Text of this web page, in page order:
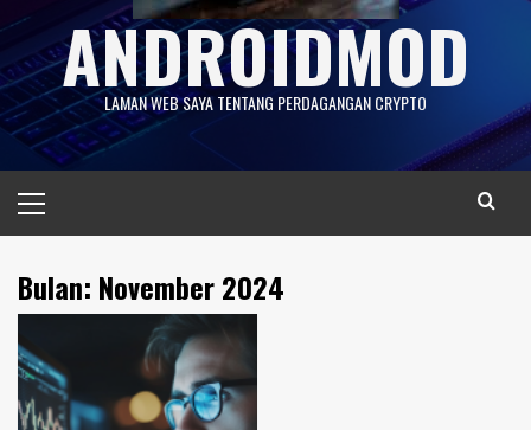
ANDROIDMOD
LAMAN WEB SAYA TENTANG PERDAGANGAN CRYPTO
Menu
Bulan: November 2024